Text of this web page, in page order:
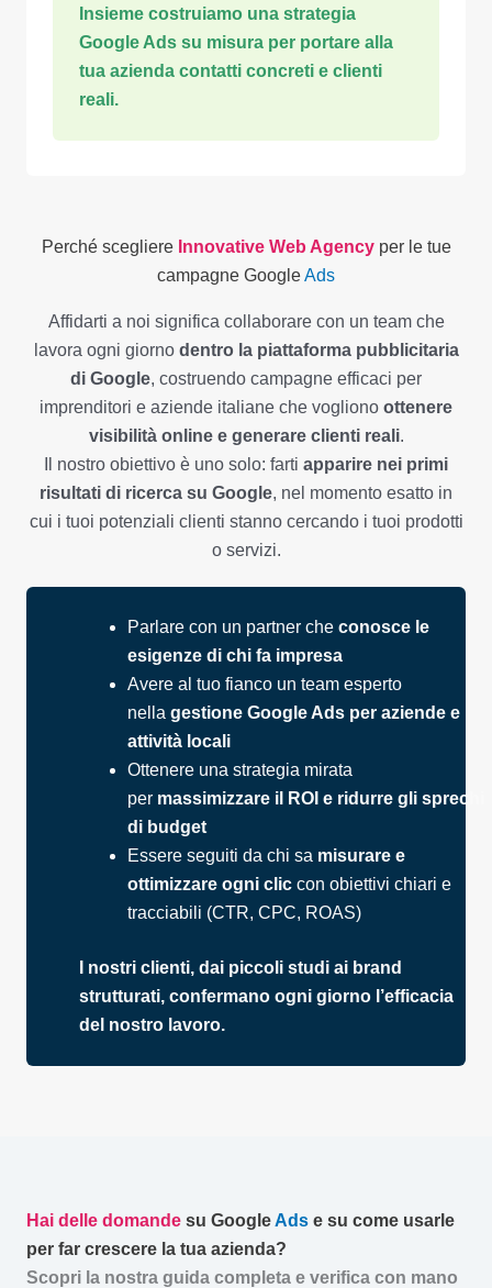
Insieme costruiamo una strategia
Google Ads su misura per portare alla
tua azienda contatti concreti e clienti
reali.
Perché scegliere Innovative Web Agencyper le tue
campagne GoogleAds
Affidarti a noi significa collaborare con un team che
lavora ogni giorno dentro la piattaforma pubblicitaria
di Google, costruendo campagne efficaci per
imprenditori e aziende italiane che vogliono ottenere
visibilità online e generare clienti reali.
Il nostro obiettivo è uno solo: farti apparire nei primi
risultati di ricerca su Google, nel momento esatto in
cui i tuoi potenziali clienti stanno cercando i tuoi prodotti
o servizi.
Parlare con un partner che conosce le
esigenze di chi fa impresa
Avere al tuo fianco un team esperto
nella gestione Google Ads per aziende e
attività locali
Ottenere una strategia mirata
per massimizzare il ROI e ridurre gli sprechi
di budget
Essere seguiti da chi sa misurare e
ottimizzare ogni clic con obiettivi chiari e
tracciabili (CTR, CPC, ROAS)
I nostri clienti, dai piccoli studi ai brand
strutturati, confermano ogni giorno l’efficacia
del nostro lavoro.
Hai delle domande su GoogleAds e su come usarle
per far crescere la tua azienda?
Scopri la nostra guida completa e verifica con mano